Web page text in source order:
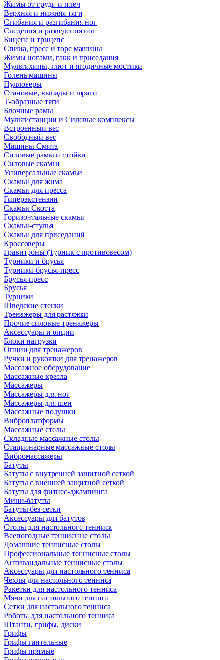
Жимы от груди и плеч
Верхняя и нижняя тяги
Сгибания и разгибания ног
Сведения и разведения ног
Бицепс и трицепс
Спина, пресс и торс машины
Жимы ногами, гакк и приседания
Мультихипы, глют и ягодичные мостики
Голень машины
Пулловеры
Становые, выпады и шраги
Т-образные тяги
Блочные рамы
Мультистанции и Силовые комплексы
Встроенный вес
Свободный вес
Машины Смита
Силовые рамы и стойки
Силовые скамьи
Универсальные скамьи
Скамьи для жима
Скамьи для пресса
Гиперэкстензии
Скамьи Скотта
Горизонтальные скамьи
Скамьи-стулья
Скамьи для приседаний
Кроссоверы
Гравитроны (Турник с противовесом)
Турники и брусья
Турники-брусья-пресс
Брусья-пресс
Брусья
Турники
Шведские стенки
Тренажеры для растяжки
Прочие силовые тренажеры
Аксессуары и опции
Блоки нагрузки
Опции для тренажеров
Ручки и рукоятки для тренажеров
Массажное оборудование
Массажные кресла
Массажеры
Массажеры для ног
Массажеры для шеи
Массажные подушки
Виброплатформы
Массажные столы
Складные массажные столы
Стационарные массажные столы
Вибромассажеры
Батуты
Батуты с внутренней защитной сеткой
Батуты с внешней защитной сеткой
Батуты для фитнес-джампинга
Мини-батуты
Батуты без сетки
Аксессуары для батутов
Столы для настольного тенниса
Всепогодные теннисные столы
Домашние теннисные столы
Профессиональные теннисные столы
Антивандальные теннисные столы
Аксессуары для настольного тенниса
Чехлы для настольного тенниса
Ракетки для настольного тенниса
Мячи для настольного тенниса
Сетки для настольного тенниса
Роботы для настольного тенниса
Штанги, грифы, диски
Грифы
Грифы гантельные
Грифы прямые